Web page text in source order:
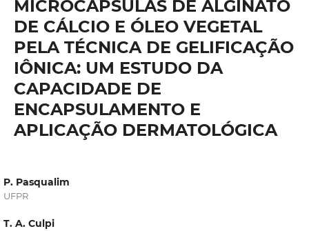
MICROCÁPSULAS DE ALGINATO
DE CÁLCIO E ÓLEO VEGETAL
PELA TÉCNICA DE GELIFICAÇÃO
IÔNICA: UM ESTUDO DA
CAPACIDADE DE
ENCAPSULAMENTO E
APLICAÇÃO DERMATOLÓGICA
P. Pasqualim
UFPR
T. A. Culpi